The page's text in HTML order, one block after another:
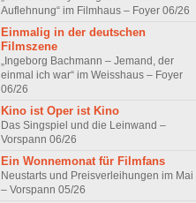
Auflehnung“ im Filmhaus – Foyer 06/26
Einmalig in der deutschen
Filmszene
„Ingeborg Bachmann – Jemand, der
einmal ich war“ im Weisshaus – Foyer
06/26
Kino ist Oper ist Kino
Das Singspiel und die Leinwand –
Vorspann 06/26
Ein Wonnemonat für Filmfans
Neustarts und Preisverleihungen im Mai
– Vorspann 05/26